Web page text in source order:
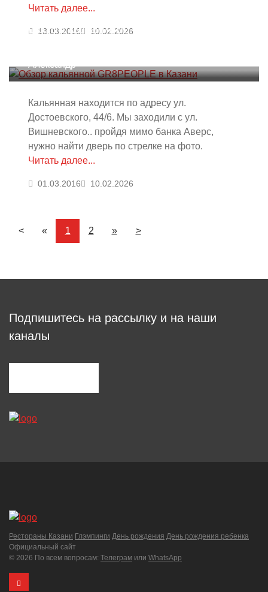
Читать далее...
13.03.2016 10.02.2026
Обзор кальянной GR8PEOPLE в
Александр
Кальянная находится по адресу ул.
Достоевского, 44/6. Мы заходили с ул.
Вишневского.. пройдя мимо банка Аверс,
нужно найти дверь по стрелке на фото.
Читать далее...
01.03.2016 10.02.2026
< « 1 2 » >
Подпишитесь на рассылку и на наши
каналы
Рестораны Казани Глэмпинги День рождения День рождения ребенка
Официальный сайт
© 2026 По всем вопросам: Телеграм или WhatsApp